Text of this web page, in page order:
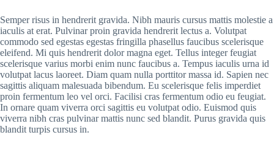
Semper risus in hendrerit gravida. Nibh mauris cursus mattis molestie a
iaculis at erat. Pulvinar proin gravida hendrerit lectus a. Volutpat
commodo sed egestas egestas fringilla phasellus faucibus scelerisque
eleifend. Mi quis hendrerit dolor magna eget. Tellus integer feugiat
scelerisque varius morbi enim nunc faucibus a. Tempus iaculis urna id
volutpat lacus laoreet. Diam quam nulla porttitor massa id. Sapien nec
sagittis aliquam malesuada bibendum. Eu scelerisque felis imperdiet
proin fermentum leo vel orci. Facilisi cras fermentum odio eu feugiat.
In ornare quam viverra orci sagittis eu volutpat odio. Euismod quis
viverra nibh cras pulvinar mattis nunc sed blandit. Purus gravida quis
blandit turpis cursus in.